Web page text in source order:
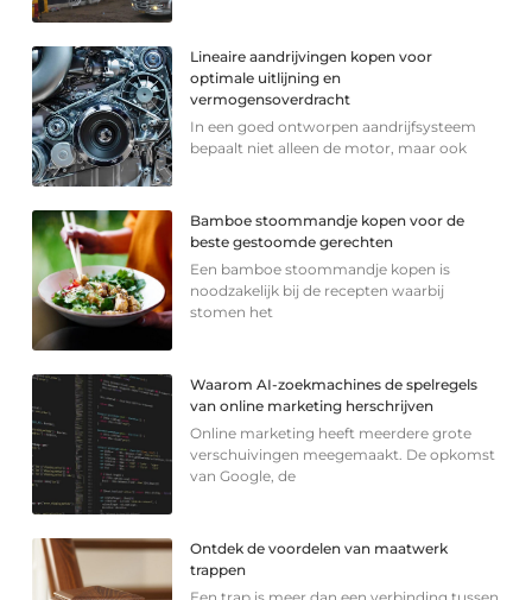
Lineaire aandrijvingen kopen voor
optimale uitlijning en
vermogensoverdracht
In een goed ontworpen aandrijfsysteem
bepaalt niet alleen de motor, maar ook
Bamboe stoommandje kopen voor de
beste gestoomde gerechten
Een bamboe stoommandje kopen is
noodzakelijk bij de recepten waarbij
stomen het
Waarom AI-zoekmachines de spelregels
van online marketing herschrijven
Online marketing heeft meerdere grote
verschuivingen meegemaakt. De opkomst
van Google, de
Ontdek de voordelen van maatwerk
trappen